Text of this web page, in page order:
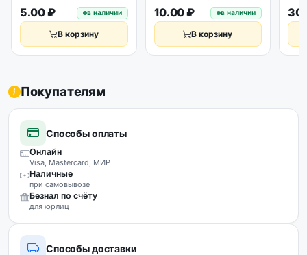
5.00 ₽ в наличии
В корзину
10.00 ₽ в наличии
В корзину
Покупателям
Способы оплаты
Онлайн
Visa, Mastercard, МИР
Наличные
при самовывозе
Безнал по счёту
для юрлиц
Способы доставки